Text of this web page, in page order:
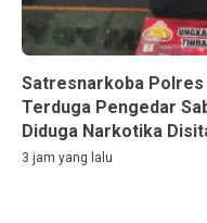
Satresnarkoba Polres
Terduga Pengedar
Diduga Narkotika
3 jam yang lalu